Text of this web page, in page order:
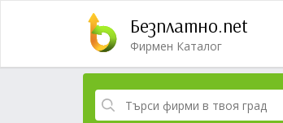
Безплатно.net
Фирмен Каталог